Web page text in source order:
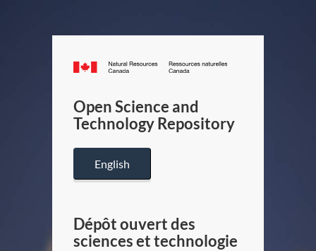
Canada.ca
/
Canada
Open Science and
Technology Repository
English
Dépôt ouvert des
sciences et technologie